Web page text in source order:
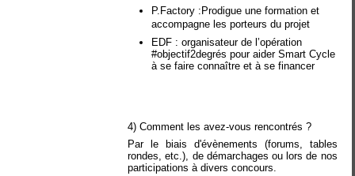
P.Factory :Prodigue une formation et
accompagne les porteurs du projet
EDF : organisateur de l’opération
#objectif2degrés pour aider Smart Cycle
à se faire connaître et à se financer
4) Comment les avez-vous rencontrés ?
Par le biais d'évènements (forums, tables
rondes, etc.), de démarchages ou lors de nos
participations à divers concours.